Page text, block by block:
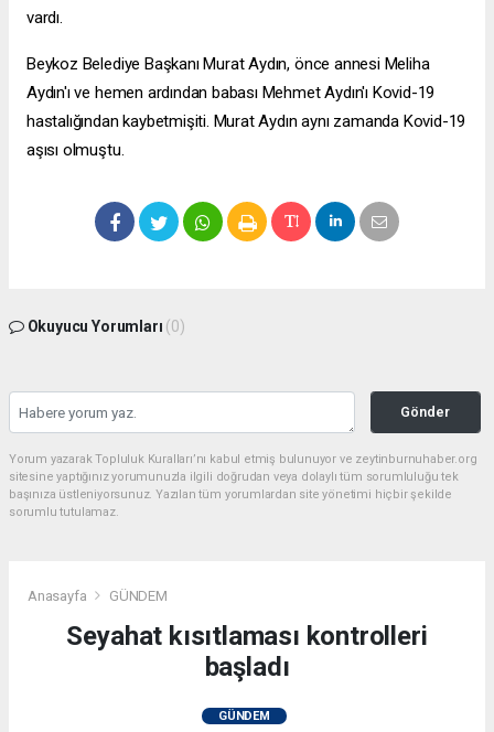
vardı.
Beykoz Belediye Başkanı Murat Aydın, önce annesi Meliha
Aydın'ı ve hemen ardından babası Mehmet Aydın'ı Kovid-19
hastalığından kaybetmişiti. Murat Aydın aynı zamanda Kovid-19
aşısı olmuştu.
Okuyucu Yorumları (0)
Gönder
Yorum yazarak Topluluk Kuralları’nı kabul etmiş bulunuyor ve zeytinburnuhaber.org
sitesine yaptığınız yorumunuzla ilgili doğrudan veya dolaylı tüm sorumluluğu tek
başınıza üstleniyorsunuz. Yazılan tüm yorumlardan site yönetimi hiçbir şekilde
sorumlu tutulamaz.
Anasayfa GÜNDEM
Seyahat kısıtlaması kontrolleri
başladı
GÜNDEM